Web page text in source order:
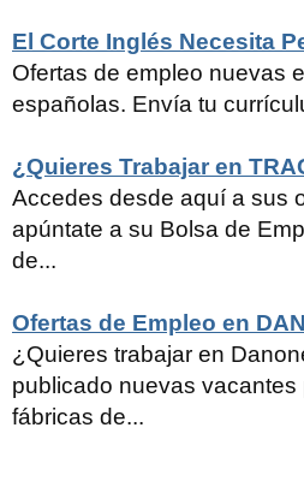
El Corte Inglés Necesita
Ofertas de empleo nuevas
españolas. Envía tu
¿Quieres Trabajar en
Accedes desde aquí a sus
apúntate a su Bolsa de
de...
Ofertas de Empleo en
¿Quieres trabajar en
publicado nuevas vacantes
fábricas de...